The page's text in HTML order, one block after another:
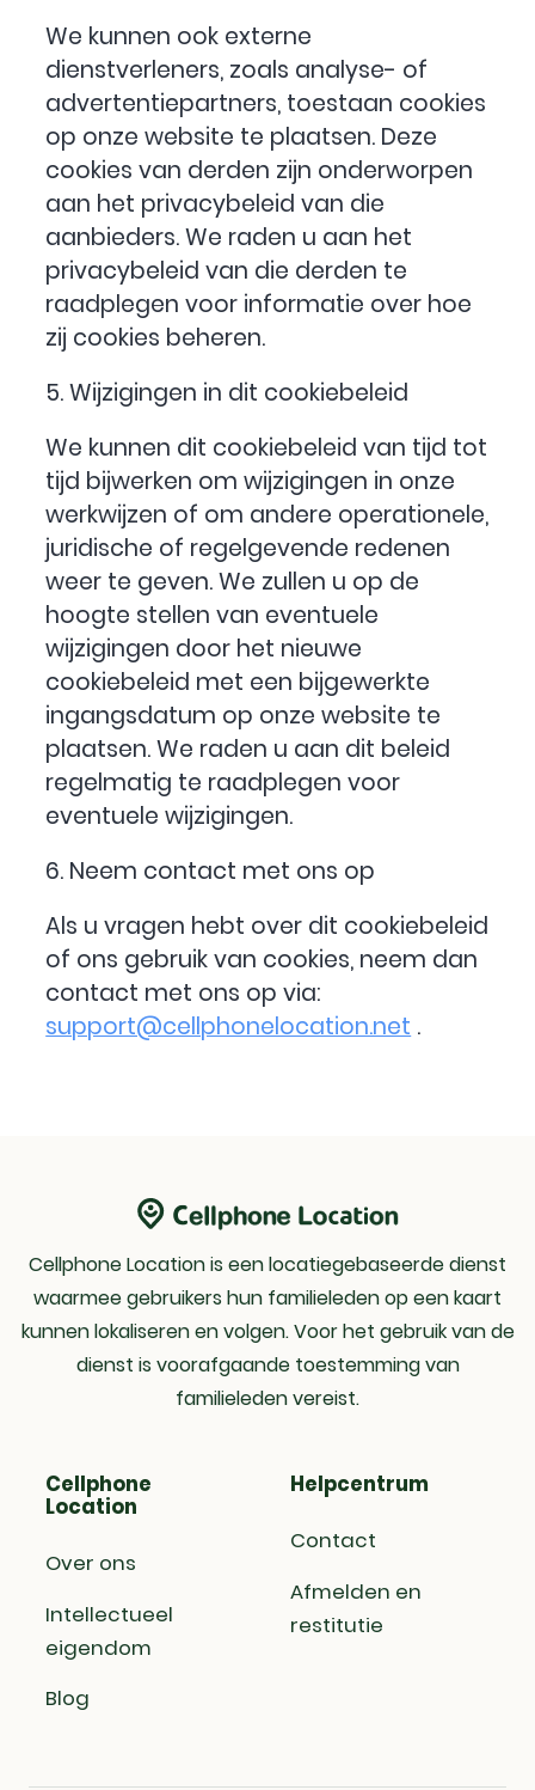
We kunnen ook externe
dienstverleners, zoals analyse- of
advertentiepartners, toestaan cookies
op onze website te plaatsen. Deze
cookies van derden zijn onderworpen
aan het privacybeleid van die
aanbieders. We raden u aan het
privacybeleid van die derden te
raadplegen voor informatie over hoe
zij cookies beheren.
5. Wijzigingen in dit cookiebeleid
We kunnen dit cookiebeleid van tijd tot
tijd bijwerken om wijzigingen in onze
werkwijzen of om andere operationele,
juridische of regelgevende redenen
weer te geven. We zullen u op de
hoogte stellen van eventuele
wijzigingen door het nieuwe
cookiebeleid met een bijgewerkte
ingangsdatum op onze website te
plaatsen. We raden u aan dit beleid
regelmatig te raadplegen voor
eventuele wijzigingen.
6. Neem contact met ons op
Als u vragen hebt over dit cookiebeleid
of ons gebruik van cookies, neem dan
contact met ons op via:
support@cellphonelocation.net .
Cellphone Location is een locatiegebaseerde dienst
waarmee gebruikers hun familieleden op een kaart
kunnen lokaliseren en volgen. Voor het gebruik van de
dienst is voorafgaande toestemming van
familieleden vereist.
Cellphone
Location
Over ons
Intellectueel
eigendom
Blog
Helpcentrum
Contact
Afmelden en
restitutie